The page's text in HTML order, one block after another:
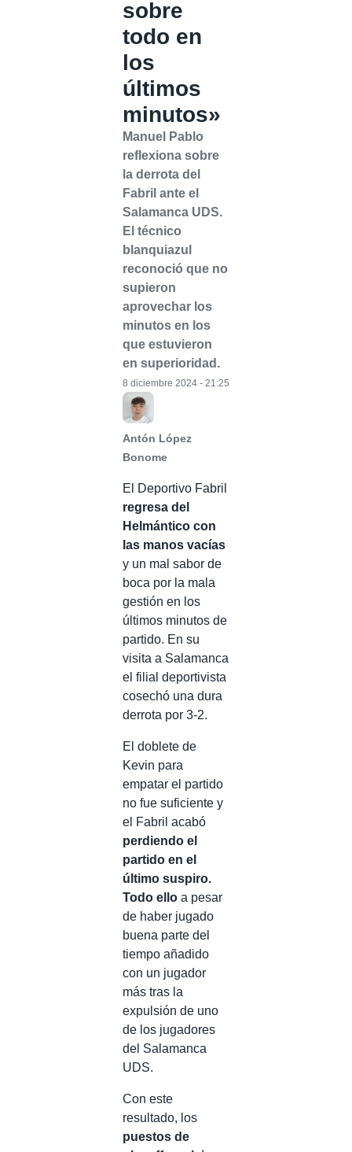
sobre
todo en
los
últimos
minutos»
Manuel Pablo
reflexiona sobre
la derrota del
Fabril ante el
Salamanca UDS.
El técnico
blanquiazul
reconoció que no
supieron
aprovechar los
minutos en los
que estuvieron
en superioridad.
Antón López
Bonome
8 diciembre 2024 - 21:25
El Deportivo Fabril
regresa del
Helmántico con
las manos vacías
y un mal sabor de
boca por la mala
gestión en los
últimos minutos de
partido. En su
visita a Salamanca
el filial deportivista
cosechó una dura
derrota por 3-2.
El doblete de
Kevin para
empatar el partido
no fue suficiente y
el Fabril acabó
perdiendo el
partido en el
último suspiro.
Todo ello a pesar
de haber jugado
buena parte del
tiempo añadido
con un jugador
más tras la
expulsión de uno
de los jugadores
del Salamanca
UDS.
Con este
resultado, los
puestos de